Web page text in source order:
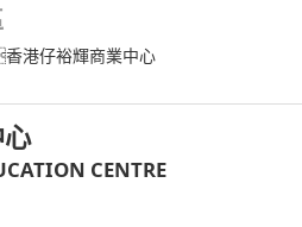
港仔裕輝商業中心
CENTRE